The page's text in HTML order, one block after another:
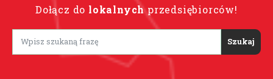
Dołącz do lokalnych przedsiębiorców!
Lorem ipsum